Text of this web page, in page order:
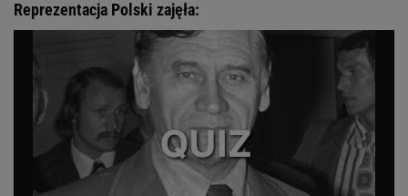
Reprezentacja Polski zajęła: